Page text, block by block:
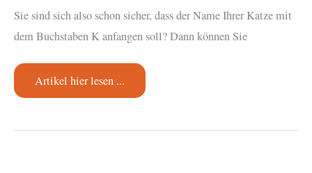
Sie sind sich also schon sicher, dass der Name Ihrer Katze mit
dem Buchstaben K anfangen soll? Dann können Sie
Katzennamen
mit
Artikel hier lesen ...